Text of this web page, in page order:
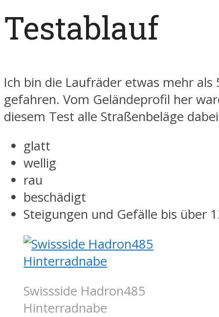
Testablauf
Ich bin die Laufräder etwas mehr als
gefahren. Vom Geländeprofil her
diesem Test alle Straßenbeläge
glatt
wellig
rau
beschädigt
Steigungen und Gefälle bis über
Swissside Hadron485
Hinterradnabe